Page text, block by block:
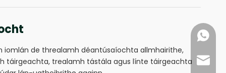
iomlán de threalamh déantúsaíochta allmhairithe,
táirgeachta, trealamh tástála agus línte táirgeachta
+86-